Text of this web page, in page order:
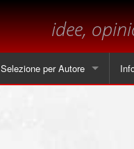
idee,
Selezione per Autore